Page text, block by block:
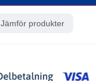
Jämför produkter